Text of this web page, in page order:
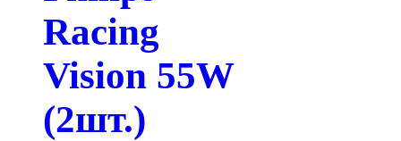
Racing
Vision 55W
(2шт.)